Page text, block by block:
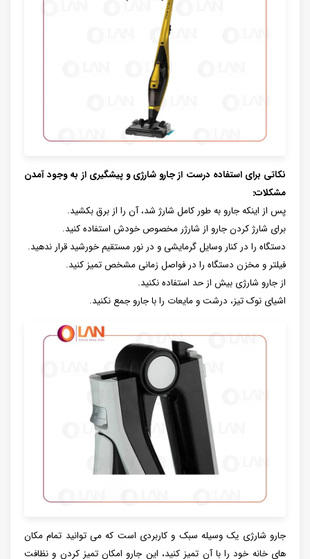
نکاتی برای استفاده درست از جارو شارژی و پیشگیری از به وجود آمدن
مشکلات:
پس از اینکه جارو به طور کامل شارژ شد، آن را از برق بکشید.
برای شارژ کردن جارو از شارژر مخصوص خودش استفاده کنید.
دستگاه را در کنار وسایل گرمایشی و در نور مستقیم خورشید قرار ندهید.
فیلتر و مخزن دستگاه را در فواصل زمانی مشخص تمیز کنید.
از جارو شارژی بیش از حد استفاده نکنید.
اشیای نوک تیز، درشت و مایعات را با جارو جمع نکنید.
جارو شارژی یک وسیله سبک و کاربردی است که می توانید تمام مکان
های خانه خود را با آن تمیز کنید، این جارو امکان تمیز کردن و نظافت